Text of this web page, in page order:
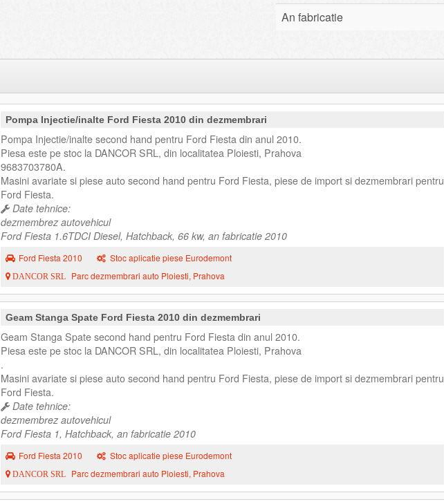
An fabricatie
Pompa Injectie/inalte Ford Fiesta 2010 din dezmembrari
Pompa Injectie/inalte second hand pentru Ford Fiesta din anul 2010.
Piesa este pe stoc la DANCOR SRL, din localitatea Ploiesti, Prahova
9683703780A.
Masini avariate si piese auto second hand pentru Ford Fiesta, piese de import si dezmembrari pentru
Ford Fiesta.
Date tehnice:
dezmembrez autovehicul
Ford Fiesta 1.6TDCI Diesel, Hatchback, 66 kw, an fabricatie 2010
Ford Fiesta 2010 Stoc aplicatie piese Eurodemont
DANCOR SRL Parc dezmembrari auto Ploiesti, Prahova
Geam Stanga Spate Ford Fiesta 2010 din dezmembrari
Geam Stanga Spate second hand pentru Ford Fiesta din anul 2010.
Piesa este pe stoc la DANCOR SRL, din localitatea Ploiesti, Prahova
.
Masini avariate si piese auto second hand pentru Ford Fiesta, piese de import si dezmembrari pentru
Ford Fiesta.
Date tehnice:
dezmembrez autovehicul
Ford Fiesta 1, Hatchback, an fabricatie 2010
Ford Fiesta 2010 Stoc aplicatie piese Eurodemont
DANCOR SRL Parc dezmembrari auto Ploiesti, Prahova